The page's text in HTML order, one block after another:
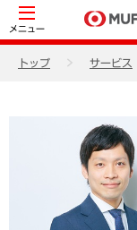
メニュー
トップ サービス